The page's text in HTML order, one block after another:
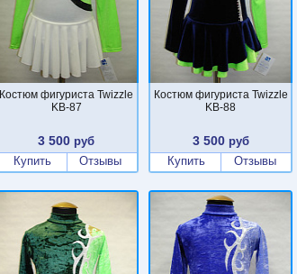
Костюм фигуриста Twizzle
KB-87
3 500 руб
Купить
Отзывы
Костюм фигуриста Twizzle
KB-88
3 500руб
Купить
Отзывы